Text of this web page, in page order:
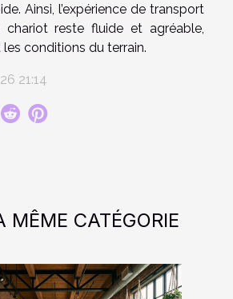
Ainsi, l’expérience de transport
chariot reste fluide et agréable,
conditions du terrain.
21:14
MÊME CATÉGORIE